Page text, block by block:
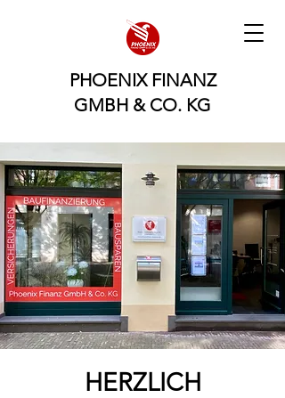
PHOENIX FINANZ
GMBH & CO. KG
HERZLICH